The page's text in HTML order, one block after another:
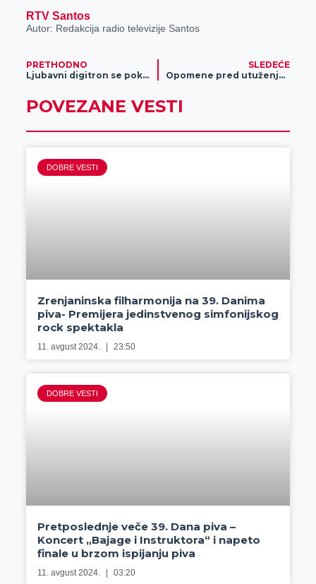
RTV Santos
Autor: Redakcija radio televizije Santos
PRETHODNO
Ljubavni digitron se pokvario!
SLEDEĆE
Opomene pred utuženje i nova isključenja za 1100 korisnika zbog ogromnog duga
POVEZANE VESTI
DOBRE VESTI
Zrenjaninska filharmonija na 39. Danima
piva- Premijera jedinstvenog simfonijskog
rock spektakla
11. avgust 2024. 23:50
DOBRE VESTI
Pretposlednje veče 39. Dana piva –
Koncert „Bajage i Instruktora“ i napeto
finale u brzom ispijanju piva
11. avgust 2024. 03:20